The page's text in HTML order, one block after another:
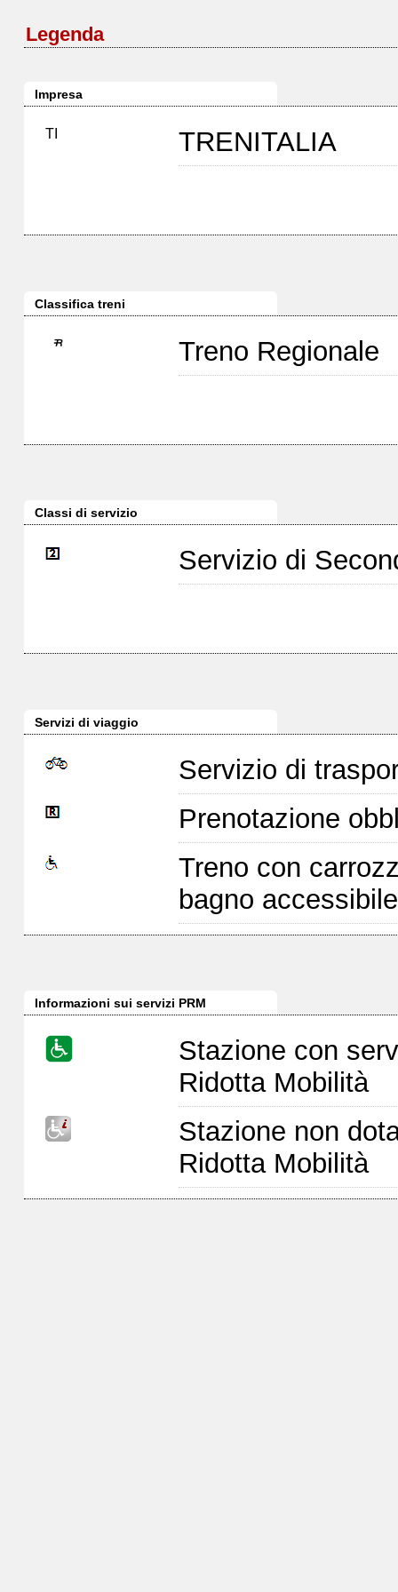
Legenda
Impresa
TI TRENITALIA
Classifica treni
Treno Regionale
Classi di servizio
Servizio di
Servizi di viaggio
Servizio di
Prenotazione
Treno con
bagno
Informazioni sui servizi PRM
Stazione con
Ridotta Mobilità
Stazione non
Ridotta Mobilità